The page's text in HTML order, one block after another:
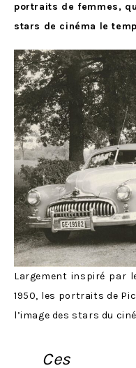
portraits de femmes,
stars de cinéma le
Largement inspiré par
1950, les portraits de
l’image des stars du
Ces